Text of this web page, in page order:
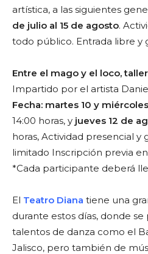
artística, a las siguientes
de julio al 15 de agosto.
todo público. Entrada libre y
Entre el mago y el loco,
Impartido por el artista
Fecha: martes 10 y
14:00 horas, y jueves 12 de
horas, Actividad presencial y
limitado Inscripción previa
*Cada participante deberá
El Teatro Diana tiene una
durante estos días, donde
talentos de danza como el
Jalisco, pero también de